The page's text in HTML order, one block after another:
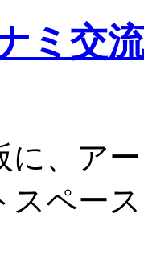
に、ア
スペー